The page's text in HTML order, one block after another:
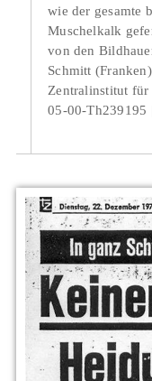
wie der gesamte
Muschelkalk
von den
Schmitt
Zentralinstitut
05-00-Th239195